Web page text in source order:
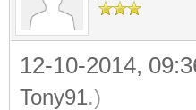
12-10-2014,
Tony91.)